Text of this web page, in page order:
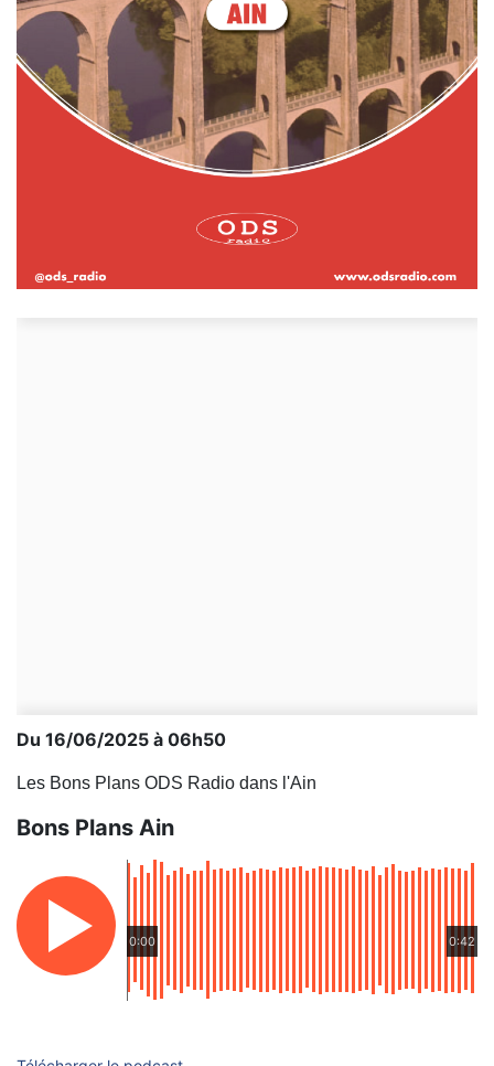
Du 16/06/2025 à 06h50
Les Bons Plans ODS Radio dans l'Ain
Bons Plans Ain
0:00 0:42